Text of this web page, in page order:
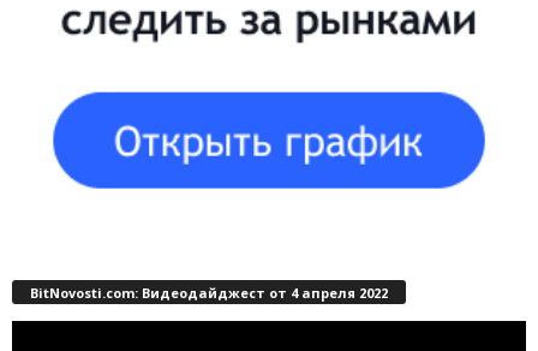
BitNovosti.com: Видеодайджест от 4 апреля 2022